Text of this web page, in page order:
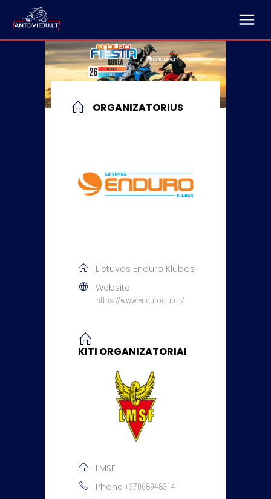
ORGANIZATORIUS
Lietuvos Enduro Klubas
Website
https://www.enduroclub.lt/
KITI ORGANIZATORIAI
LMSF
Phone +37068948314